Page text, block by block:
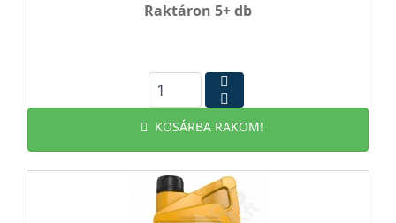
Raktáron 5+ db
KOSÁRBA RAKOM!